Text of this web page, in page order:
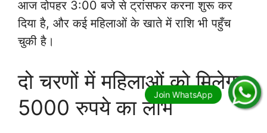
आज दोपहर 3:00 बजे से ट्रांसफर करना शुरू कर
दिया है, और कई महिलाओं के खाते में राशि भी पहुँच
चुकी है।
दो चरणों में महिलाओं को मिलेगा
5000 रुपये का लाभ